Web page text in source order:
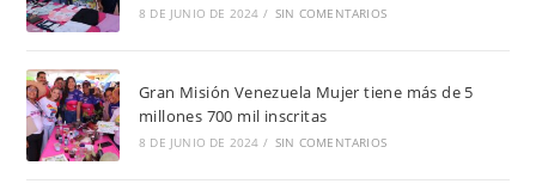
8 DE JUNIO DE 2024 / SIN COMENTARIOS
Gran Misión Venezuela Mujer tiene más de 5
millones 700 mil inscritas
8 DE JUNIO DE 2024 / SIN COMENTARIOS